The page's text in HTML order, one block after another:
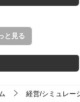
と見る
経営/シミュレー